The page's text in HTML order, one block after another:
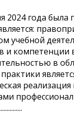
2024 года
учебной
и
в